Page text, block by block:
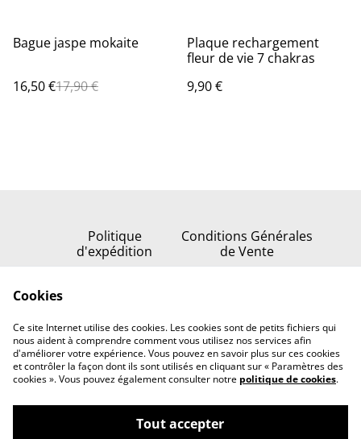
%
Bague jaspe mokaite
16,50 €17,90 €
Plaque rechargement
fleur de vie 7 chakras
9,90 €
Politique
d'expédition
Conditions Générales
de Vente
Nous contacter
Cookies
Ce site Internet utilise des cookies. Les cookies sont de petits fichiers qui
nous aident à comprendre comment vous utilisez nos services afin
d'améliorer votre expérience. Vous pouvez en savoir plus sur ces cookies
et contrôler la façon dont ils sont utilisés en cliquant sur « Paramètres des
cookies ». Vous pouvez également consulter notre politique de cookies.
Tout accepter